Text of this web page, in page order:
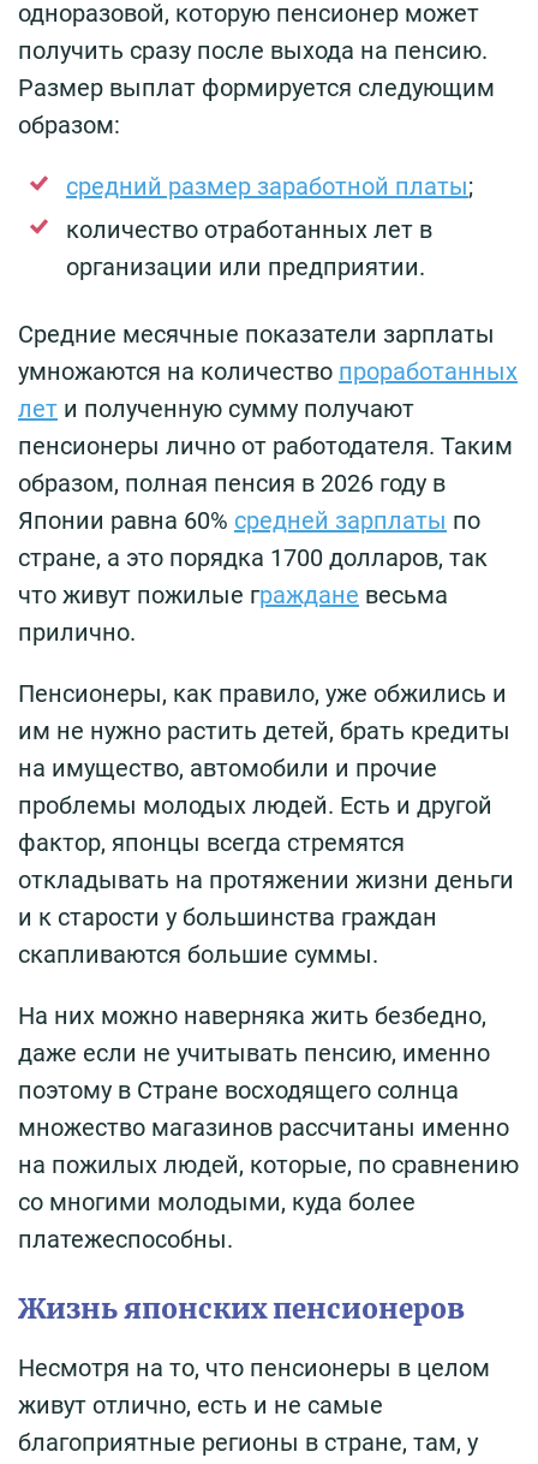
одноразовой, которую пенсионер может
получить сразу после выхода на пенсию.
Размер выплат формируется следующим
образом:
средний размер заработной платы;
количество отработанных лет в
организации или предприятии.
Средние месячные показатели зарплаты
умножаются на количество проработанных
лет и полученную сумму получают
пенсионеры лично от работодателя. Таким
образом, полная пенсия в 2026 году в
Японии равна 60% средней зарплаты по
стране, а это порядка 1700 долларов, так
что живут пожилые граждане весьма
прилично.
Пенсионеры, как правило, уже обжились и
им не нужно растить детей, брать кредиты
на имущество, автомобили и прочие
проблемы молодых людей. Есть и другой
фактор, японцы всегда стремятся
откладывать на протяжении жизни деньги
и к старости у большинства граждан
скапливаются большие суммы.
На них можно наверняка жить безбедно,
даже если не учитывать пенсию, именно
поэтому в Стране восходящего солнца
множество магазинов рассчитаны именно
на пожилых людей, которые, по сравнению
со многими молодыми, куда более
платежеспособны.
Жизнь японских пенсионеров
Несмотря на то, что пенсионеры в целом
живут отлично, есть и не самые
благоприятные регионы в стране, там, у